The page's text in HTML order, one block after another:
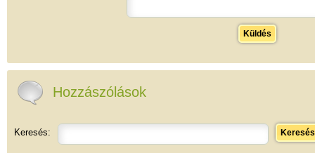
Küldés
Hozzászólások
Keresés: Keresés